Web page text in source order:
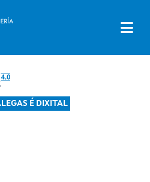
É DIXITAL